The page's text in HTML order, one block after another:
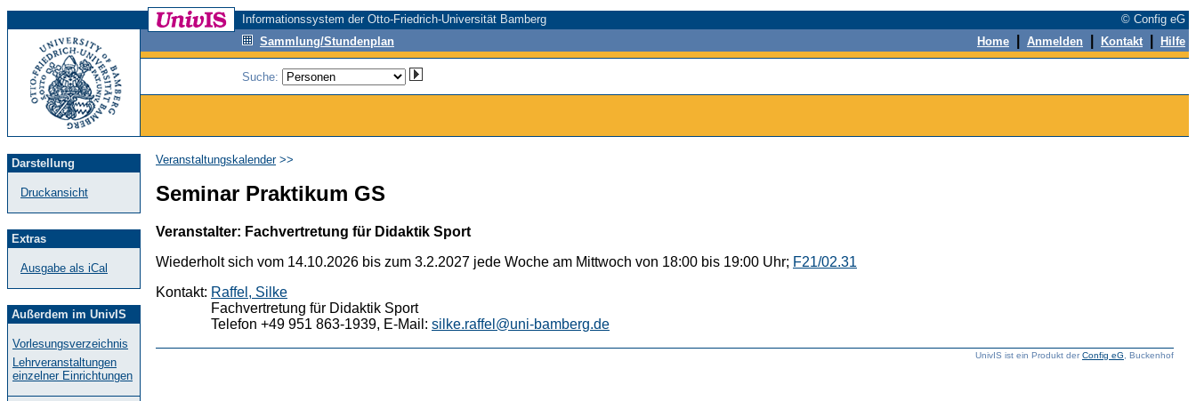
Informationssystem der Otto-Friedrich-Universität Bamberg
© Config eG
Sammlung/Stundenplan
Home Anmelden Kontakt Hilfe
Suche:
Darstellung
Druckansicht
Extras
Ausgabe als iCal
Außerdem im UnivIS
Vorlesungsverzeichnis
Lehrveranstaltungen
einzelner Einrichtungen
Veranstaltungskalender>>
Seminar Praktikum GS
Veranstalter: Fachvertretung für Didaktik Sport
Wiederholt sich vom 14.10.2026 bis zum 3.2.2027 jede Woche am Mittwoch von 18:00 bis 19:00 Uhr; F21/02.31
Kontakt: Raffel, Silke
Fachvertretung für Didaktik Sport
Telefon +49 951 863-1939, E-Mail: silke.raffel@uni-bamberg.de
UnivIS ist ein Produkt derConfig eG , Buckenhof